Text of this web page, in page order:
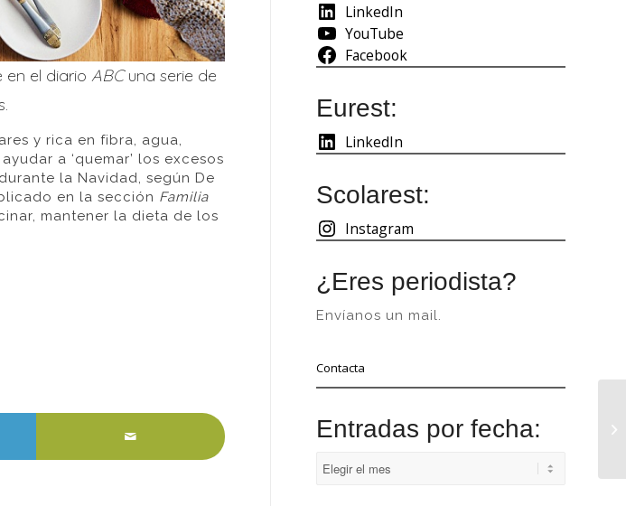
en el diario ABCuna serie de
y rica en fibra, agua,
a ‘quemar’ los excesos
la Navidad, según De
en la sección Familia
mantener la dieta de los
LinkedIn
YouTube
Facebook
Eurest:
LinkedIn
Scolarest:
Instagram
¿Eres periodista?
Envíanos un mail.
Contacta
Entradas por fecha: